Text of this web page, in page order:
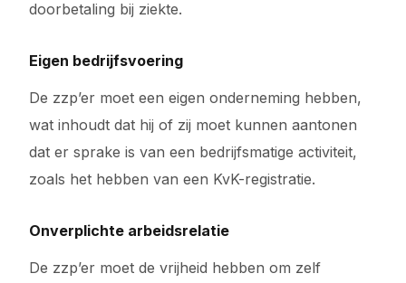
doorbetaling bij ziekte.
Eigen bedrijfsvoering
De zzp’er moet een eigen onderneming hebben,
wat inhoudt dat hij of zij moet kunnen aantonen
dat er sprake is van een bedrijfsmatige activiteit,
zoals het hebben van een KvK-registratie.
Onverplichte arbeidsrelatie
De zzp’er moet de vrijheid hebben om zelf